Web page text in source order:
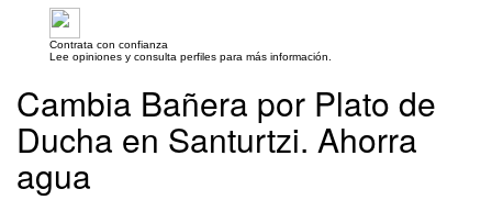
Contrata con confianza
Lee opiniones y consulta perfiles para más información.
Cambia Bañera por Plato de
Ducha en Santurtzi. Ahorra
agua